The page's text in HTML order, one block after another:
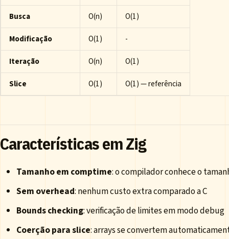
Busca
O(n)
O(1)
Modificação
O(1)
-
Iteração
O(n)
O(1)
Slice
O(1) O(1) — referência
Características em Zig
Tamanho em comptime: o compilador conhece o
Sem overhead: nenhum custo extra comparado a C
Bounds checking: verificação de limites em modo debug
Coerção para slice: arrays se convertem